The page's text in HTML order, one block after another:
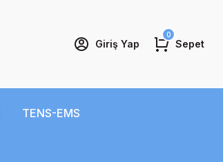
Giriş Yap Sepet
0
TENS-EMS